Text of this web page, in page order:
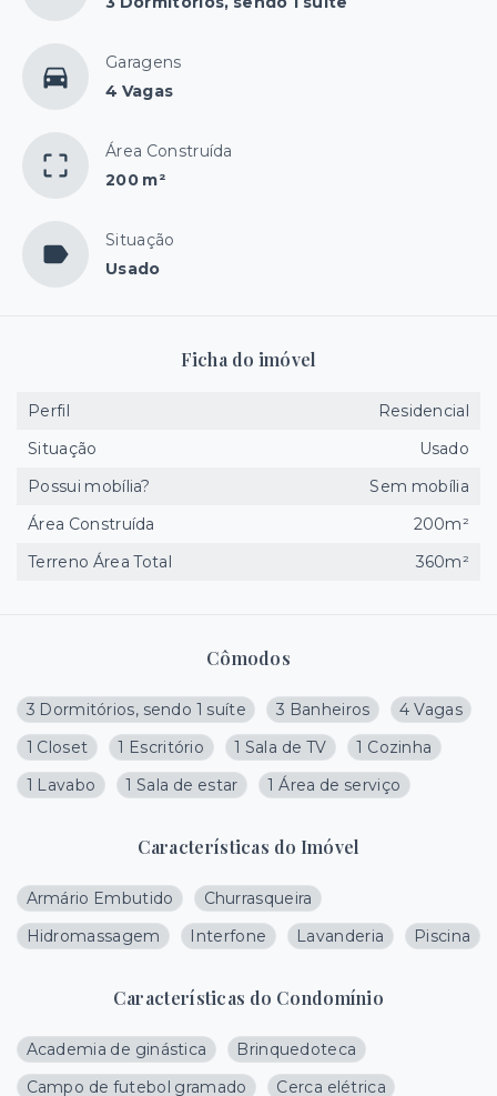
Garagens
4 Vagas
Área Construída
200 m²
Situação
Usado
Cômodos
3 Dormitórios, sendo 1 suíte 3 Banheiros
4 Vagas
1 Closet
1 Escritório 1 Sala de TV
1 Cozinha
1 Lavabo
1 Sala de estar 1 Área de serviço
Características do Imóvel
Armário Embutido
Churrasqueira
Hidromassagem
Interfone Lavanderia Piscina
Características do Condomínio
Academia de ginástica
Brinquedoteca
Campo de futebol gramado
Cerca elétrica
Ficha do imóvel
Perfil
Residencial
Situação
Usado
Possui mobília?
Sem mobília
Área Construída
200m²
Terreno Área Total
360m²